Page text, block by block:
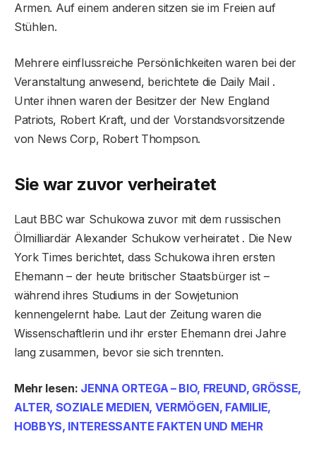
Armen. Auf einem anderen sitzen sie im Freien auf
Stühlen.
Mehrere einflussreiche Persönlichkeiten waren bei der
Veranstaltung anwesend, berichtete die Daily Mail .
Unter ihnen waren der Besitzer der New England
Patriots, Robert Kraft, und der Vorstandsvorsitzende
von News Corp, Robert Thompson.
Sie war zuvor verheiratet
Laut BBC war Schukowa zuvor mit dem russischen
Ölmilliardär Alexander Schukow verheiratet . Die New
York Times berichtet, dass Schukowa ihren ersten
Ehemann – der heute britischer Staatsbürger ist –
während ihres Studiums in der Sowjetunion
kennengelernt habe. Laut der Zeitung waren die
Wissenschaftlerin und ihr erster Ehemann drei Jahre
lang zusammen, bevor sie sich trennten.
Mehr lesen: JENNA ORTEGA – BIO, FREUND, GRÖSSE,
ALTER, SOZIALE MEDIEN, VERMÖGEN, FAMILIE,
HOBBYS, INTERESSANTE FAKTEN UND MEHR